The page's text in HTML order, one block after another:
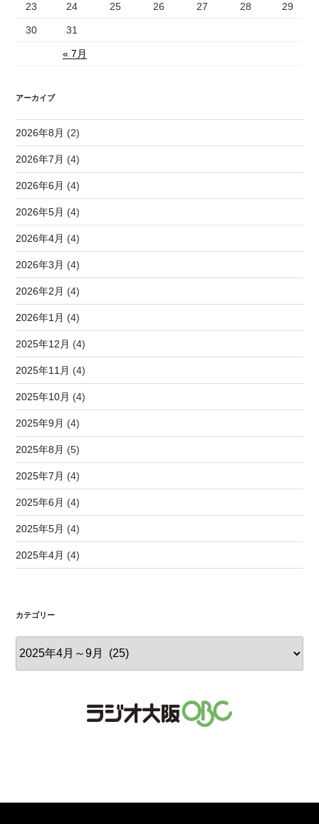
« 7月
23 24 25 26 27 28 29
30 31
アーカイブ
2026年8月 (2)
2026年7月 (4)
2026年6月 (4)
2026年5月 (4)
2026年4月 (4)
2026年3月 (4)
2026年2月 (4)
2026年1月 (4)
2025年12月 (4)
2025年11月 (4)
2025年10月 (4)
2025年9月 (4)
2025年8月 (5)
2025年7月 (4)
2025年6月 (4)
2025年5月 (4)
2025年4月 (4)
カテゴリー